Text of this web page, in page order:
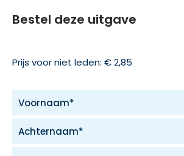
Bestel deze uitgave
Prijs voor niet leden: € 2,85